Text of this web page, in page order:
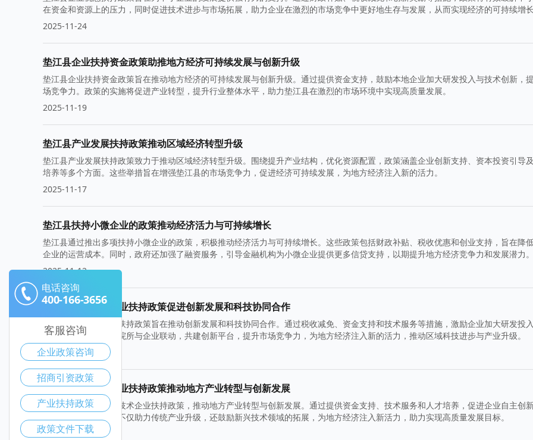
在资金和资源上的压力，同时促进技术进步与市场拓展，助力企业在激烈的市场竞争中更好地生存与发展，从而实现经济的可持续增长
2025-11-24
垫江县企业扶持资金政策助推地方经济可持续发展与创新升级
垫江县企业扶持资金政策旨在推动地方经济的可持续发展与创新升级。通过提供资金支持，鼓励本地企业加大研发投入与技术创新，
场竞争力。政策的实施将促进产业转型，提升行业整体水平，助力垫江县在激烈的市场环境中实现高质量发展。
2025-11-19
垫江县产业发展扶持政策推动区域经济转型升级
垫江县产业发展扶持政策致力于推动区域经济转型升级。围绕提升产业结构，优化资源配置，政策涵盖企业创新支持、资本投资引导
培养等多个方面。这些举措旨在增强垫江县的市场竞争力，促进经济可持续发展，为地方经济注入新的活力。
2025-11-17
垫江县扶持小微企业的政策推动经济活力与可持续增长
垫江县通过推出多项扶持小微企业的政策，积极推动经济活力与可持续增长。这些政策包括财政补贴、税收优惠和创业支持，旨在降
企业的运营成本。同时，政府还加强了融资服务，引导金融机构为小微企业提供更多信贷支持，以期提升地方经济竞争力和发展潜力。
2025-11-12
垫江县高新技术企业扶持政策促进创新发展和科技协同合作
垫江县高新技术企业扶持政策旨在推动创新发展和科技协同合作。通过税收减免、资金支持和技术服务等措施，激励企业加大研发投
策还鼓励高校、科研院所与企业联动，共建创新平台，提升市场竞争力，为地方经济注入新的活力，推动区域科技进步与产业升级。
2025-11-10
垫江县高新技术企业扶持政策推动地方产业转型与创新发展
垫江县积极实施高新技术企业扶持政策，推动地方产业转型与创新发展。通过提供资金支持、技术服务和人才培养，促进企业自主创
高市场竞争力。政策不仅助力传统产业升级，还鼓励新兴技术领域的拓展，为地方经济注入新活力，助力实现高质量发展目标。
2025-11-05
电话咨询
400-166-3656
客服咨询
企业政策咨询
招商引资政策
产业扶持政策
政策文件下载